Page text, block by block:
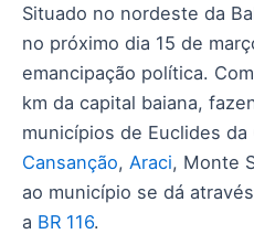
Situado no nordeste da
no próximo dia 15 de
emancipação política.
km da capital baiana,
municípios de Euclides da
Cansanção, Araci, Monte
ao município se dá
a BR 116.